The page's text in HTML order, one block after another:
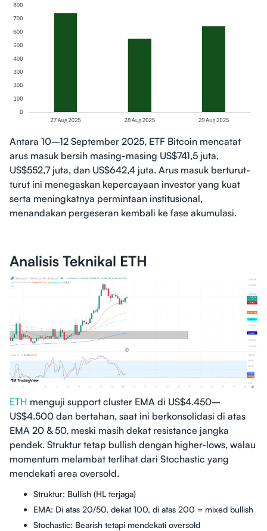
Antara 10–12 September 2025, ETF Bitcoin mencatat
arus masuk bersih masing-masing US$741,5 juta,
US$552,7 juta, dan US$642,4 juta. Arus masuk berturut-
turut ini menegaskan kepercayaan investor yang kuat
serta meningkatnya permintaan institusional,
menandakan pergeseran kembali ke fase akumulasi.
Analisis Teknikal ETH
ETH menguji support cluster EMA di US$4.450–
US$4.500 dan bertahan, saat ini berkonsolidasi di atas
EMA 20 & 50, meski masih dekat resistance jangka
pendek. Struktur tetap bullish dengan higher-lows, walau
momentum melambat terlihat dari Stochastic yang
mendekati area oversold.
Struktur: Bullish (HL terjaga)
EMA: Di atas 20/50, dekat 100, di atas 200 = mixed bullish
Stochastic: Bearish tetapi mendekati oversold